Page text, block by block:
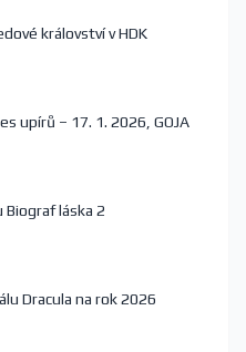
království v HDK
upírů – 17. 1. 2026, GOJA
láska 2
Dracula na rok 2026